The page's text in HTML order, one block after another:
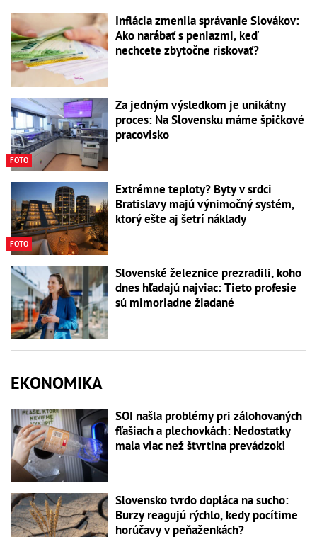
Inflácia zmenila správanie Slovákov:
Ako narábať s peniazmi, keď
nechcete zbytočne riskovať?
FOTO
Za jedným výsledkom je unikátny
proces: Na Slovensku máme špičkové
pracovisko
FOTO
Extrémne teploty? Byty v srdci
Bratislavy majú výnimočný systém,
ktorý ešte aj šetrí náklady
Slovenské železnice prezradili, koho
dnes hľadajú najviac: Tieto profesie
sú mimoriadne žiadané
EKONOMIKA
SOI našla problémy pri zálohovaných
fľašiach a plechovkách: Nedostatky
mala viac než štvrtina prevádzok!
Slovensko tvrdo dopláca na sucho:
Burzy reagujú rýchlo, kedy pocítime
horúčavy v peňaženkách?